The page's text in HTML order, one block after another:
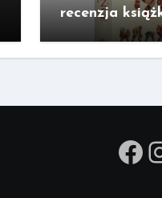
recenzja